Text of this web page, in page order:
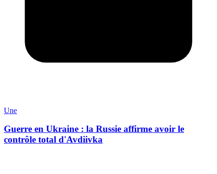
Une
Guerre en Ukraine : la Russie affirme avoir le
contrôle total d'Avdiivka